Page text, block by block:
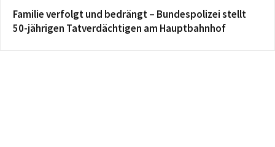
Familie verfolgt und bedrängt – Bundespolizei stellt
50-jährigen Tatverdächtigen am Hauptbahnhof